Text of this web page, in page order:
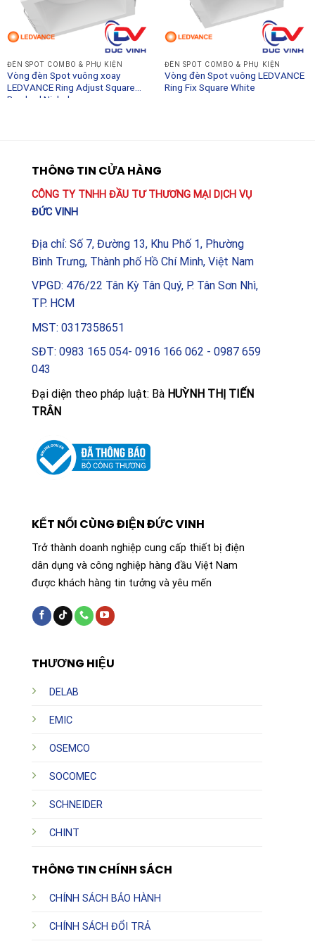
Màu sắc:
Đen (Black)
Loại lắp đặt:Âm trần (Recessed)
Khả năng tương thích:
Các dòng bóng Spot tiêu
Round Black không chỉ là một phụ kiện, đó là một phần
quan trọng để hoàn thiện bức tranh ánh sáng cho ngôi
nhà bạn. Với chất lượng đẳng cấp quốc tế từ
khách hàng am hiểu và khắt khe nhất về thẩm mỹ nội
thất.
ĐÈN SPOT COMBO & PHỤ KIỆN
Vòng đèn Spot vuông xoay
LEDVANCE Ring Adjust Square
Brushed Nickel
ĐÈN SPOT COMBO & PHỤ KIỆN
Vòng đèn Spot vuông LEDVANCE
Ring Fix Square White
THÔNG TIN CỬA HÀNG
CÔNG TY TNHH ĐẦU TƯ THƯƠNG MẠI DỊCH VỤ
ĐỨC VINH
Địa chỉ: Số 7, Đường 13, Khu Phố 1, Phường
Bình Trưng, Thành phố Hồ Chí Minh, Việt Nam
VPGD: 476/22 Tân Kỳ Tân Quý, P. Tân Sơn Nhì,
TP. HCM
MST: 0317358651
SĐT: 0983 165 054- 0916 166 062 - 0987 659
043
Đại diện theo pháp luật: Bà HUỲNH THỊ TIẾN
TRÂN
THƯƠNG HIỆU
DELAB
EMIC
OSEMCO
SOCOMEC
SCHNEIDER
CHINT
THÔNG TIN CHÍNH SÁCH
CHÍNH SÁCH BẢO HÀNH
CHÍNH SÁCH ĐỔI TRẢ
KẾT NỐI CÙNG ĐIỆN ĐỨC VINH
Trở thành doanh nghiệp cung cấp thiết bị điện
dân dụng và công nghiệp hàng đầu Việt Nam
được khách hàng tin tưởng và yêu mến